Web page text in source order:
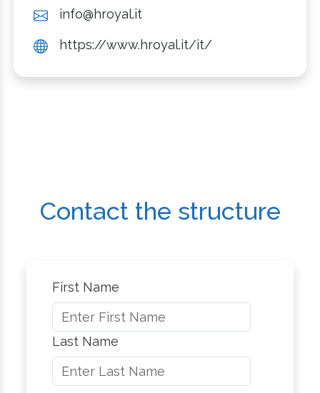
info@hroyal.it
https://www.hroyal.it/it/
Contact the structure
First Name
Last Name